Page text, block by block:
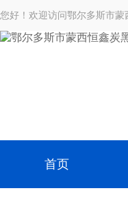
您好！欢迎访问鄂尔多斯市蒙
首页